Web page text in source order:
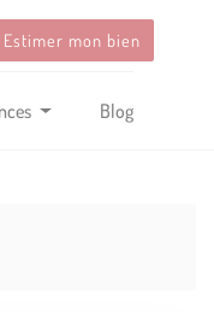
Estimer mon bien
Blog